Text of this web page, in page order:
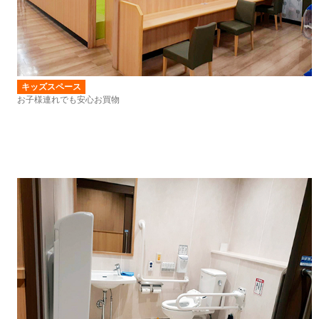
キッズスペース
お子様連れでも安心お買物